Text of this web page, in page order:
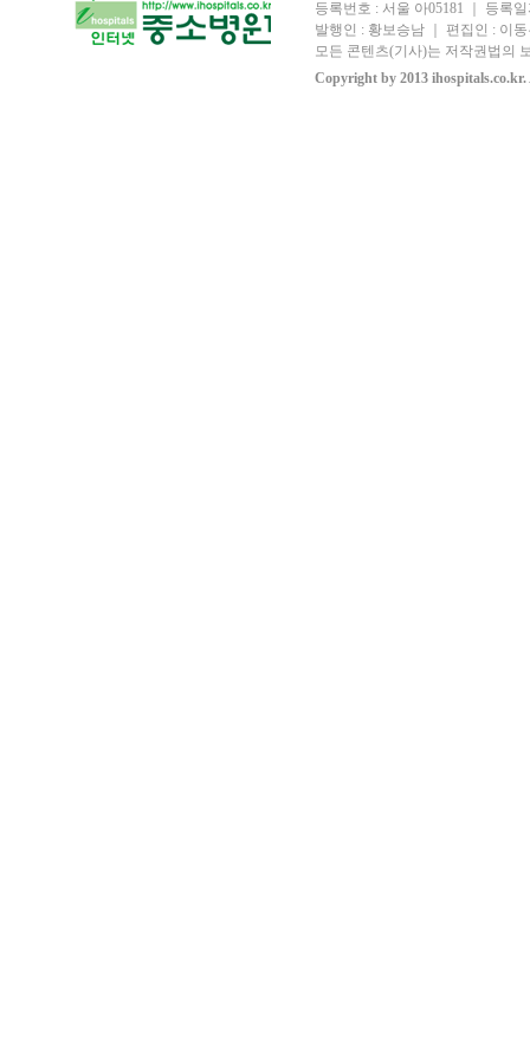
등록번호 : 서울 아05181 ｜ 등록
발행인 : 황보승남 ｜ 편집인 : 이
모든 콘텐츠(기사)는 저작권법의
Copyright by 2013 ihospitals.co.kr.